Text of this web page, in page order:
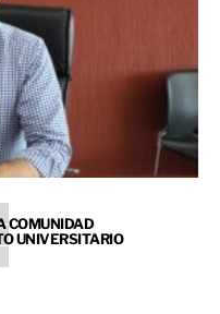
COMUNIDAD
UNIVERSITARIO